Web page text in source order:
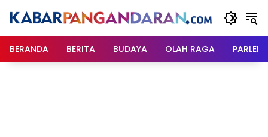
BERANDA
BERITA BUDAYA OLAH RAGA